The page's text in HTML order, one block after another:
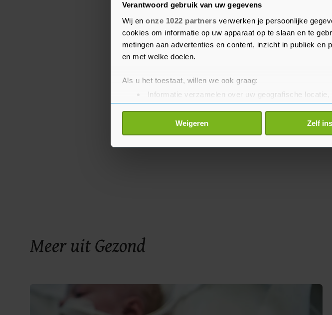
Verantwoord gebruik van uw gegevens
Wij en onze 1022 partners verwerken je persoonlijke
cookies om informatie op uw apparaat op te slaan en te
metingen aan advertenties en content, inzicht in publiek
en met welke doelen.
Als u het toestaat, willen we ook graag:
Informatie verzamelen over uw geografische
Uw apparaat identificeren door het actief te
Lees meer over hoe uw persoonlijke gegevens worden
toestemming op elk moment wijzigen of intrekken in de
Weigeren Zelf
Meer uit Gezond